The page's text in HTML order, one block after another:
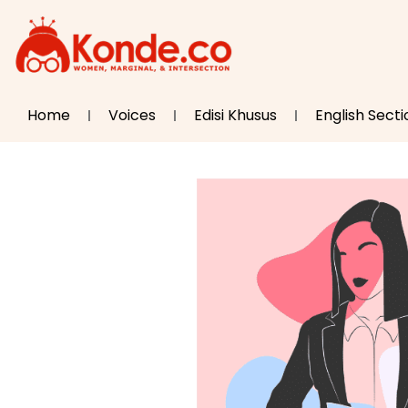
Home Voices Edisi Khusus English